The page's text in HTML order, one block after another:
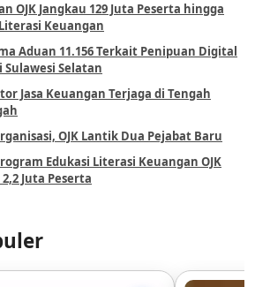
OJK Jangkau 129 Juta Peserta hingga
Keuangan
Aduan 11.156 Terkait Penipuan Digital
Selatan
Jasa Keuangan Terjaga di Tengah
OJK Lantik Dua Pejabat Baru
Edukasi Literasi Keuangan OJK
Juta Peserta